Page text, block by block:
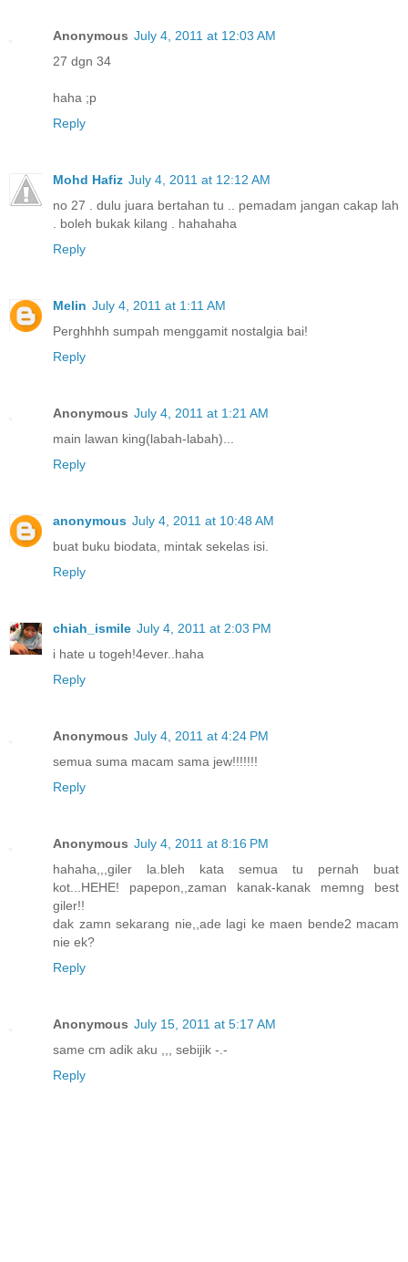
Anonymous July 4, 2011 at 12:03 AM
27 dgn 34
haha ;p
Reply
Mohd Hafiz July 4, 2011 at 12:12 AM
no 27 . dulu juara bertahan tu .. pemadam jangan cakap lah
. boleh bukak kilang . hahahaha
Reply
Melin July 4, 2011 at 1:11 AM
Perghhhh sumpah menggamit nostalgia bai!
Reply
Anonymous July 4, 2011 at 1:21 AM
main lawan king(labah-labah)...
Reply
anonymous July 4, 2011 at 10:48 AM
buat buku biodata, mintak sekelas isi.
Reply
chiah_ismile July 4, 2011 at 2:03 PM
i hate u togeh!4ever..haha
Reply
Anonymous July 4, 2011 at 4:24 PM
semua suma macam sama jew!!!!!!!
Reply
Anonymous July 4, 2011 at 8:16 PM
hahaha,,,giler la.bleh kata semua tu pernah buat
kot...HEHE! papepon,,zaman kanak-kanak memng best
giler!!
dak zamn sekarang nie,,ade lagi ke maen bende2 macam
nie ek?
Reply
Anonymous July 15, 2011 at 5:17 AM
same cm adik aku ,,, sebijik -.-
Reply